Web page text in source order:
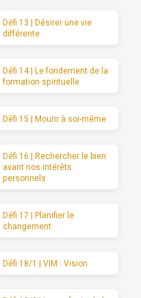
Défi 13 | Désirer une vie
différente
Défi 14 | Le fondement de la
formation spirituelle
Défi 15 | Mourir à soi-même
Défi 16 | Rechercher le bien
avant nos intérêts
personnels
Défi 17 | Planifier le
changement
Défi 18/1 | VIM : Vision